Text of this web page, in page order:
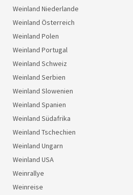
Weinland Niederlande
Weinland Österreich
Weinland Polen
Weinland Portugal
Weinland Schweiz
Weinland Serbien
Weinland Slowenien
Weinland Spanien
Weinland Südafrika
Weinland Tschechien
Weinland Ungarn
Weinland USA
Weinrallye
Weinreise